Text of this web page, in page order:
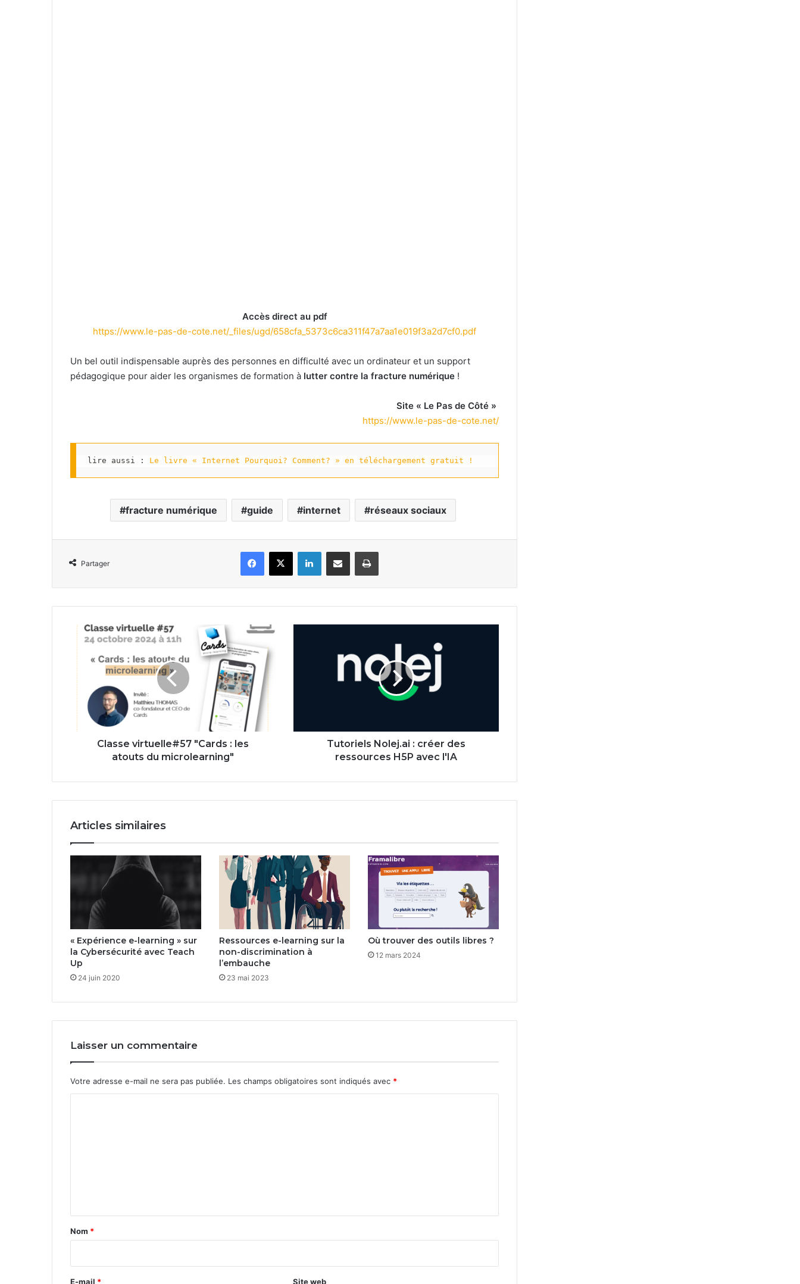
Accès direct au pdf
https://www.le-pas-de-cote.net/_files/ugd/658cfa_5373c6ca311f47a7aa1e019f3a2d7cf0.pdf
Un bel outil indispensable auprès des personnes en difficulté avec un ordinateur et un support
pédagogique pour aider les organismes de formation à lutter contre la fracture numérique !
Site « Le Pas de Côté »
https://www.le-pas-de-cote.net/
lire aussi : Le livre « Internet Pourquoi? Comment? » en téléchargement gratuit !
fracture numérique guide internet réseaux sociaux
Partager
Facebook
X LinkedinPartager par email Imprimer
Classe
virtuelle#57
"Cards
les
atouts
du
microlearning"
Classe virtuelle#57 "Cards : les
atouts du microlearning"
l'IA
Tutoriels Nolej.ai : créer des
ressources H5P avec l'IA
Articles similaires
« Expérience e-learning » sur
la Cybersécurité avec Teach
Up
24 juin 2020
Ressources e-learning sur la
non-discrimination à
l’embauche
23 mai 2023
Où trouver des outils libres ?
12 mars 2024
Laisser un commentaire
Votre adresse e-mail ne sera pas publiée. Les champs obligatoires sont indiqués avec *
a
e
Nom *
E-mail * Site web